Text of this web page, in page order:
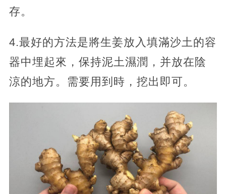
存。
4.最好的方法是將生姜放入填滿沙土的容
器中埋起來，保持泥土濕潤，并放在陰
涼的地方。需要用到時，挖出即可。